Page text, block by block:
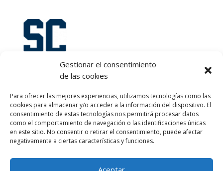
Gestionar el consentimiento
de las cookies
Para ofrecer las mejores experiencias, utilizamos tecnologías como las
cookies para almacenar y/o acceder a la información del dispositivo. El
consentimiento de estas tecnologías nos permitirá procesar datos
como el comportamiento de navegación o las identificaciones únicas
en este sitio. No consentir o retirar el consentimiento, puede afectar
negativamente a ciertas características y funciones.
968 425 675
Emilio Mora 11 | 1º Piso
30850. Totana. Murcia. Spain
info@totanalang.com